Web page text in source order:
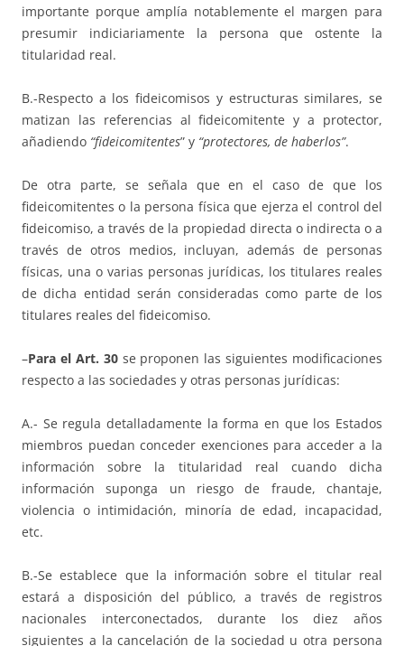
importante porque amplía notablemente el margen para
presumir indiciariamente la persona que ostente la
titularidad real.
B.-Respecto a los fideicomisos y estructuras similares, se
matizan las referencias al fideicomitente y a protector,
añadiendo “fideicomitentes” y “protectores, de haberlos”.
De otra parte, se señala que en el caso de que los
fideicomitentes o la persona física que ejerza el control del
fideicomiso, a través de la propiedad directa o indirecta o a
través de otros medios, incluyan, además de personas
físicas, una o varias personas jurídicas, los titulares reales
de dicha entidad serán consideradas como parte de los
titulares reales del fideicomiso.
–Para el Art. 30se proponen las siguientes modificaciones
respecto a las sociedades y otras personas jurídicas:
A.- Se regula detalladamente la forma en que los Estados
miembros puedan conceder exenciones para acceder a la
información sobre la titularidad real cuando dicha
información suponga un riesgo de fraude, chantaje,
violencia o intimidación, minoría de edad, incapacidad,
etc.
B.-Se establece que la información sobre el titular real
estará a disposición del público, a través de registros
nacionales interconectados, durante los diez años
siguientes a la cancelación de la sociedad u otra persona